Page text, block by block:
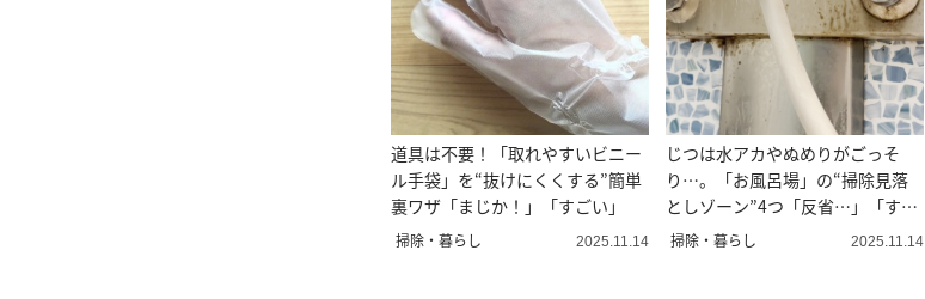
道具は不要！「取れやすいビニー
ル手袋」を“抜けにくくする”簡単
裏ワザ「まじか！」「すごい」
掃除・暮らし 2025.11.14
じつは水アカやぬめりがごっそ
り…。「お風呂場」の“掃除見落
としゾーン”4つ「反省…」「すぐ
掃除する」
掃除・暮らし 2025.11.14